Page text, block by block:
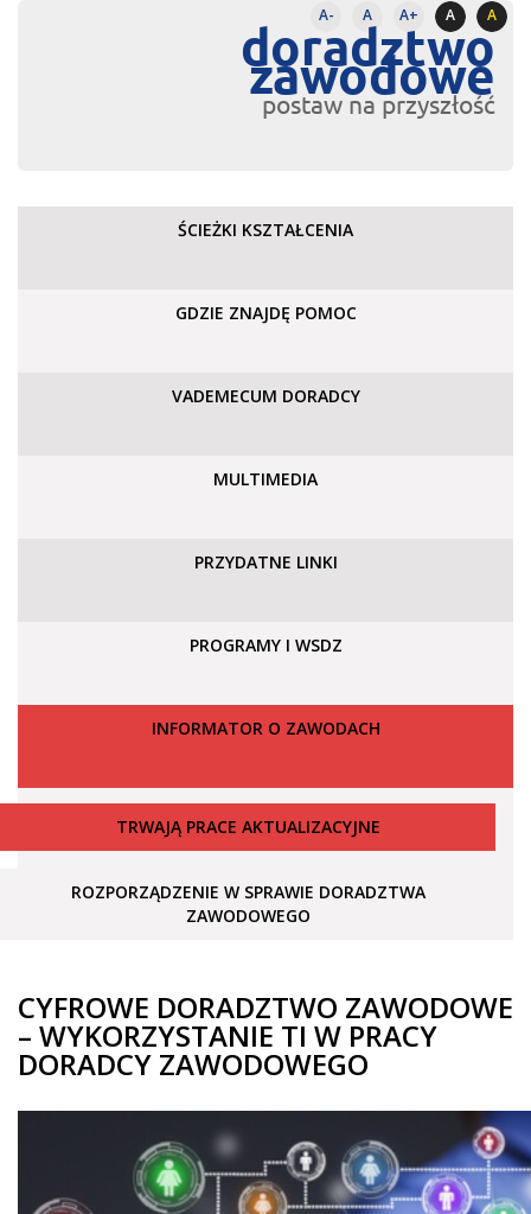
A- A A+ A A
doradztwo
zawodowe
postaw na przyszłość
ŚCIEŻKI KSZTAŁCENIA
GDZIE ZNAJDĘ POMOC
VADEMECUM DORADCY
MULTIMEDIA
PRZYDATNE LINKI
PROGRAMY I WSDZ
INFORMATOR O ZAWODACH
TRWAJĄ PRACE AKTUALIZACYJNE
ROZPORZĄDZENIE W SPRAWIE DORADZTWA
ZAWODOWEGO
CYFROWE DORADZTWO ZAWODOWE
– WYKORZYSTANIE TI W PRACY
DORADCY ZAWODOWEGO